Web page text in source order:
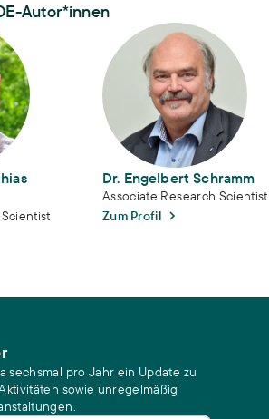
Autor*innen
Bergmann Dr. Engelbert Schramm
Dr. Engelbert Schramm
Associate Research Scientist
Zum Profil
sechsmal pro Jahr ein Update zu
sowie unregelmäßig